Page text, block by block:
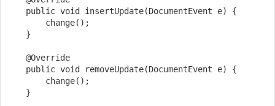
    public void insertUpdate(DocumentEvent e) {
        change();
    }
    @Override
    public void removeUpdate(DocumentEvent e) {
        change();
    }